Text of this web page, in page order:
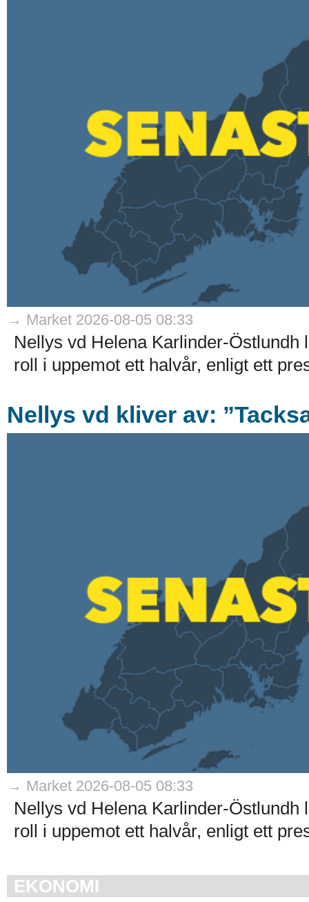
→ Market 2026-08-05 08:33
Nellys vd Helena Karlinder-
roll i uppemot ett halvår, enligt ett
Nellys vd kliver av:
→ Market 2026-08-05 08:33
Nellys vd Helena Karlinder-
roll i uppemot ett halvår, enligt ett
EKONOMI